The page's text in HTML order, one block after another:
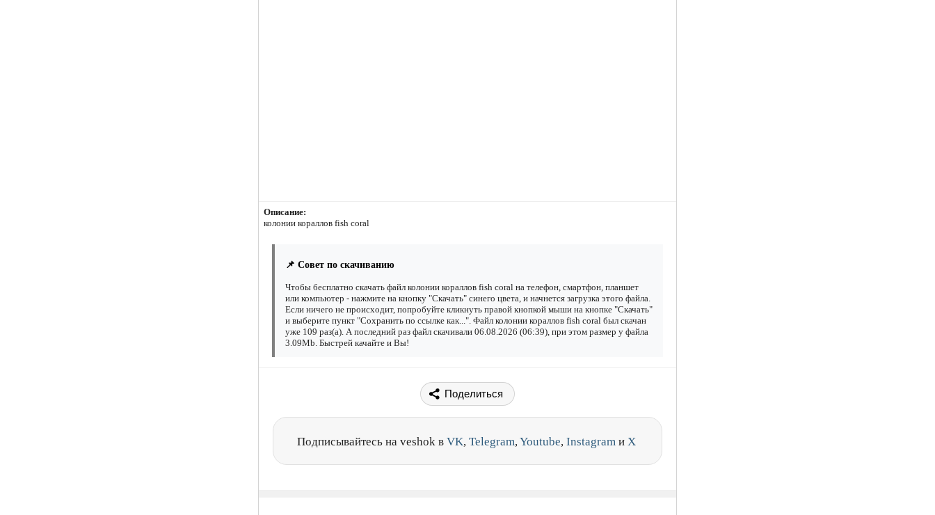
Описание:
колонии кораллов fish coral
📌 Совет по скачиванию
Чтобы бесплатно скачать файл колонии кораллов fish coral на телефон, смартфон, планшет
или компьютер - нажмите на кнопку "Скачать" синего цвета, и начнется загрузка этого файла.
Если ничего не происходит, попробуйте кликнуть правой кнопкой мыши на кнопке "Скачать"
и выберите пункт "Сохранить по ссылке как...". Файл колонии кораллов fish coral был скачан
уже 109 раз(а). А последний раз файл скачивали 06.08.2026 (06:39), при этом размер у файла
3.09Mb. Быстрей качайте и Вы!
Поделиться
Подписывайтесь на veshok в VK, Telegram,Youtube, Instagram и X